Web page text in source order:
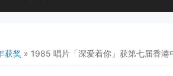
获奖 » 1985 唱片「深爱着你」获第七届香港